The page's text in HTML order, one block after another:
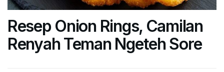
Resep Onion Rings, Camilan
Renyah Teman Ngeteh Sore